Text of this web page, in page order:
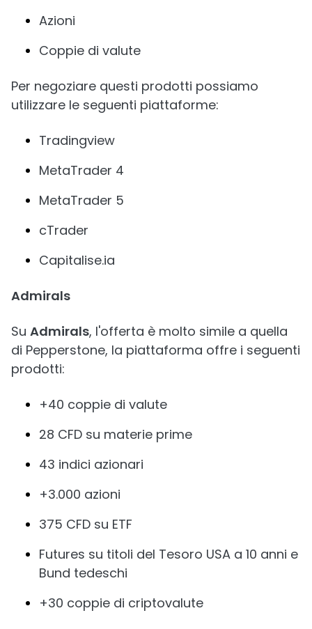
Azioni
Coppie di valute
Per negoziare questi prodotti possiamo
utilizzare le seguenti piattaforme:
Tradingview
MetaTrader 4
MetaTrader 5
cTrader
Capitalise.ia
Admirals
Su Admirals, l'offerta è molto simile a quella
di Pepperstone, la piattaforma offre i seguenti
prodotti:
+40 coppie di valute
28 CFD su materie prime
43 indici azionari
+3.000 azioni
375 CFD su ETF
Futures su titoli del Tesoro USA a 10 anni e
Bund tedeschi
+30 coppie di criptovalute